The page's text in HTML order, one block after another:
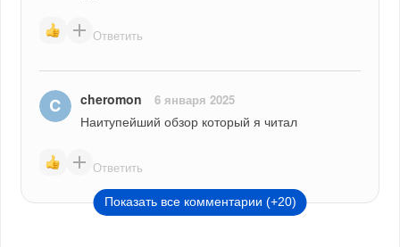
Ответить
cheromon 6 января 2025
Наитупейший обзор который я читал
Ответить
Показать все комментарии (+20)